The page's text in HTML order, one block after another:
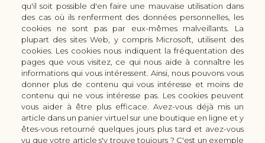
coutellerie.champenoise@gmail.com
+33 (0) 3 51 42 66 63
Boutique
LES GAMMES DE COUTEAUX KAI
LES ACCESSOIRES DE CUISINE KAI
CUTTERS & CISEAUX KAI
LES SERVICES/PRESTATIONS
Bon à savoir
Manuel d'aiguisage & entretien
Histoire du couteau japonais
Nous connaitre
Qui sommes-nous ?
Moyens de paiement
qu'il soit possible d'en faire une mauvaise utilisation dans
des cas où ils renferment des données personnelles, les
cookies ne sont pas par eux-mêmes malveillants. La
plupart des sites Web, y compris Microsoft, utilisent des
cookies. Les cookies nous indiquent la fréquentation des
pages que vous visitez, ce qui nous aide à connaître les
informations qui vous intéressent. Ainsi, nous pouvons vous
donner plus de contenu qui vous intéresse et moins de
contenu qui ne vous intéresse pas. Les cookies peuvent
vous aider à être plus efficace. Avez-vous déjà mis un
article dans un panier virtuel sur une boutique en ligne et y
êtes-vous retourné quelques jours plus tard et avez-vous
vu que votre article s'y trouve toujours ? C'est un exemple